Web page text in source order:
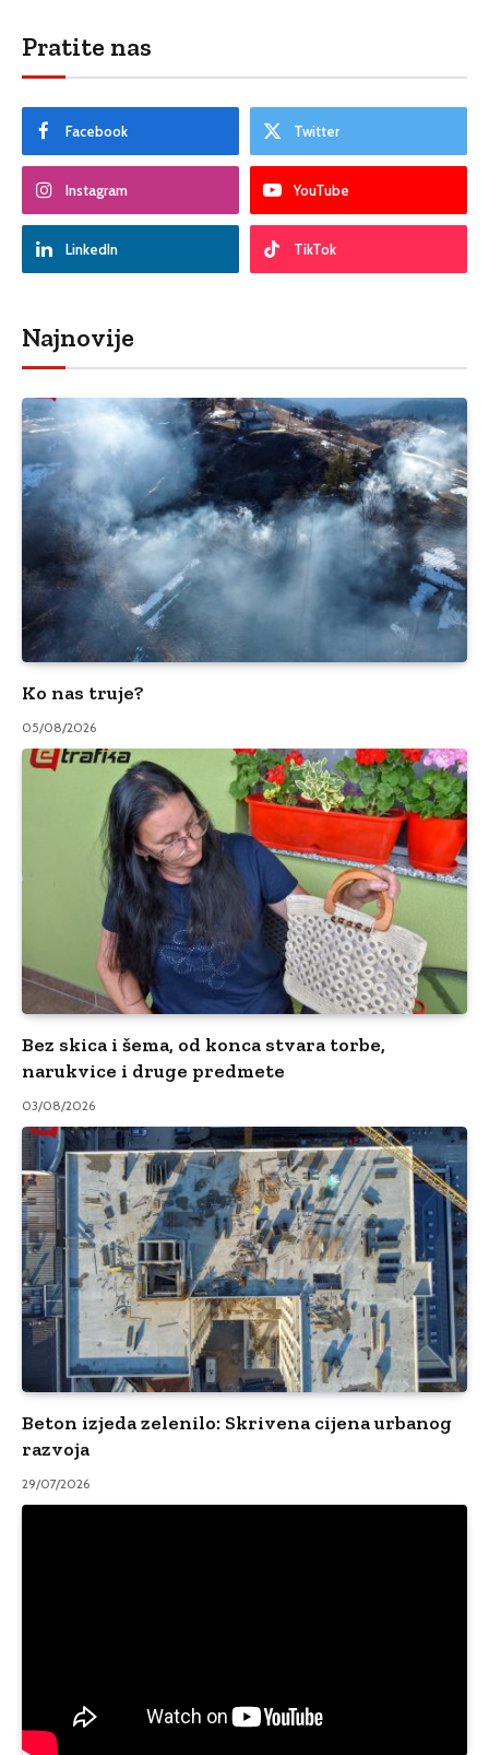
Pratite nas
Facebook Twitter
Instagram YouTube
LinkedIn TikTok
Najnovije
Ko nas truje?
05/08/2026
Bez skica i šema, od konca stvara torbe,
narukvice i druge predmete
03/08/2026
Beton izjeda zelenilo: Skrivena cijena urbanog
razvoja
29/07/2026